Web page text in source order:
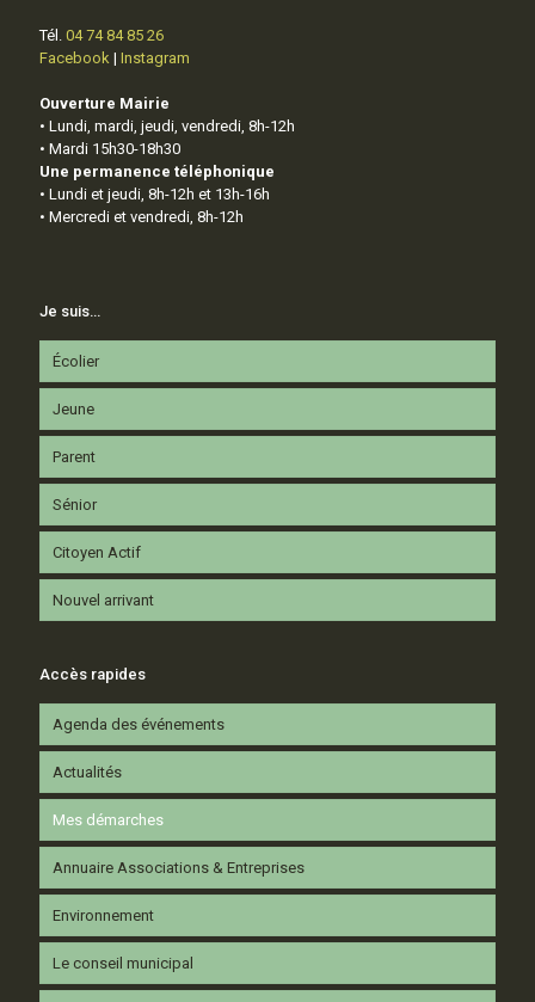
Tél. 04 74 84 85 26
Facebook | Instagram
Ouverture Mairie
• Lundi, mardi, jeudi, vendredi, 8h-12h
• Mardi 15h30-18h30
Une permanence téléphonique
• Lundi et jeudi, 8h-12h et 13h-16h
• Mercredi et vendredi, 8h-12h
Je suis…
Écolier
Jeune
Parent
Sénior
Citoyen Actif
Nouvel arrivant
Accès rapides
Agenda des événements
Actualités
Mes démarches
Annuaire Associations & Entreprises
Environnement
Le conseil municipal